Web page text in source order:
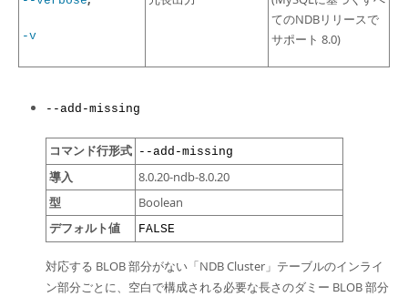
-v
てのNDBリリースで
サポート 8.0)
--add-missing
コマンド行形式 --add-missing
導入 8.0.20-ndb-8.0.20
型 Boolean
デフォルト値 FALSE
対応する BLOB 部分がない「NDB Cluster」テーブルのインライ
ン部分ごとに、空白で構成される必要な長さのダミー BLOB 部分